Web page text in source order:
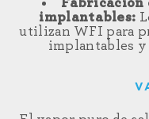
Fabricación
implantables:
utilizan WFI para
implantables y